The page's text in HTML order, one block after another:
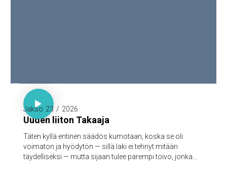
Hepr. 7:18-19

Jakso 23 / 2026
Uuden liiton Takaaja
Täten kyllä entinen säädös kumotaan, koska se oli
voimaton ja hyödytön — sillä laki ei tehnyt mitään
täydelliseksi — mutta sijaan tulee parempi toivo, jonka